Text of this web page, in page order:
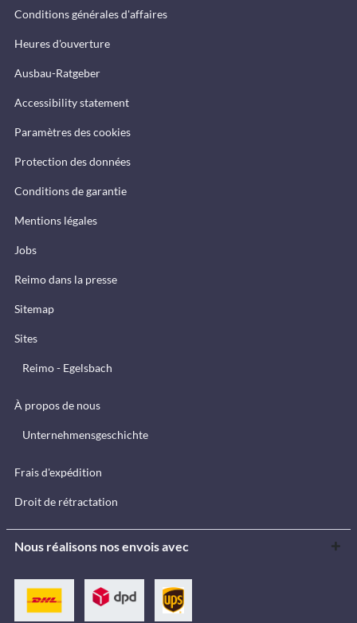
Conditions générales d'affaires
Heures d'ouverture
Ausbau-Ratgeber
Accessibility statement
Paramètres des cookies
Protection des données
Conditions de garantie
Mentions légales
Jobs
Reimo dans la presse
Sitemap
Sites
Reimo - Egelsbach
À propos de nous
Unternehmensgeschichte
Frais d'expédition
Droit de rétractation
Nous réalisons nos envois avec